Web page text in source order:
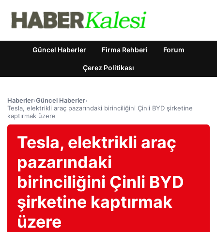
Güncel Haberler Firma Rehberi Forum
Çerez Politikası
Haberler›Güncel Haberler›
Tesla, elektrikli araç pazarındaki birinciliğini Çinli BYD şirketine
kaptırmak üzere
Tesla, elektrikli araç
pazarındaki
birinciliğini Çinli BYD
şirketine kaptırmak
üzere